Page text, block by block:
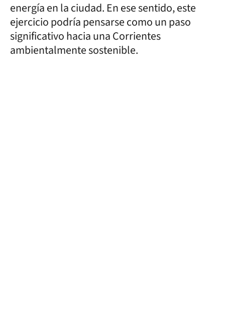
energía en la ciudad. En ese sentido, este
ejercicio podría pensarse como un paso
significativo hacia una Corrientes
ambientalmente sostenible.